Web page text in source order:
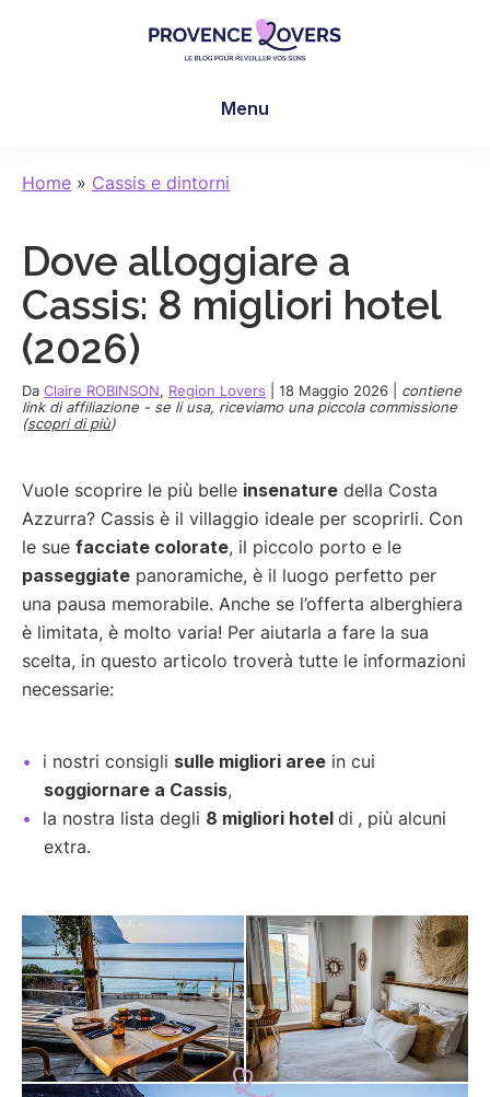
sensi
-
blog
de
et
Menu
Home » Cassis e dintorni
Dove alloggiare a
Cassis: 8 migliori hotel
(2026)
Da Claire ROBINSON, Region Lovers 18 Maggio 2026
contiene
link di affiliazione - se li usa, riceviamo una piccola commissione
(scopri di più)
Vuole scoprire le più belle insenature della Costa
Azzurra? Cassis è il villaggio ideale per scoprirli. Con
le sue facciate colorate, il piccolo porto e le
passeggiate panoramiche, è il luogo perfetto per
una pausa memorabile. Anche se l’offerta alberghiera
è limitata, è molto varia! Per aiutarla a fare la sua
scelta, in questo articolo troverà tutte le informazioni
necessarie:
i nostri consigli sulle migliori aree in cui
soggiornare a Cassis,
la nostra lista degli 8 migliori hotel di , più alcuni
extra.